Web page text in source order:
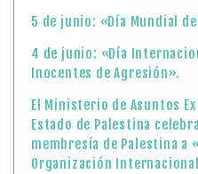
5 de junio: «Día Mundial
4 de junio: «Día
Inocentes de Agresión».
El Ministerio de Asuntos
Estado de Palestina
membresía de Palestina a
Organización